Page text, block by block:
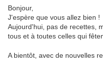
Bonjour,
J'espère que vous allez bien !
Aujourd'hui, pas de recettes,
tous et à toutes celles qui
A bientôt, avec de nouvelles